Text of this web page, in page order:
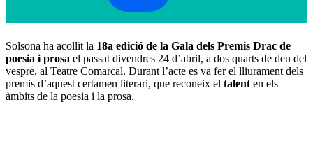
Solsona ha acollit la 18a edició de la Gala dels Premis Drac de
poesia i prosa el passat divendres 24 d’abril, a dos quarts de deu del
vespre, al Teatre Comarcal. Durant l’acte es va fer el lliurament dels
premis d’aquest certamen literari, que reconeix el talent en els
àmbits de la poesia i la prosa.